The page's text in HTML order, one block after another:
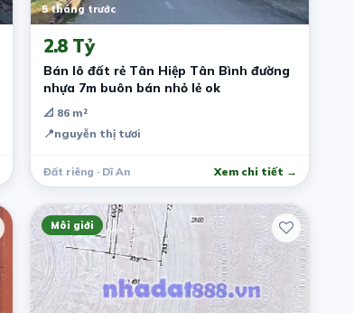
5 tháng trước
2.8 Tỷ
Bán lô đất rẻ Tân Hiệp Tân Bình đường
nhựa 7m buôn bán nhỏ lẻ ok
📐 86 m²
📍nguyễn thị tươi
Đất riêng · Dĩ An Xem chi tiết →
Môi giới